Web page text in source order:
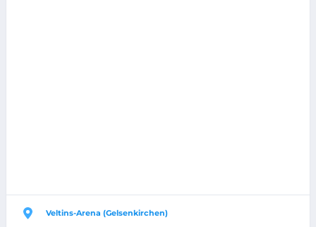
Veltins-Arena (Gelsenkirchen)